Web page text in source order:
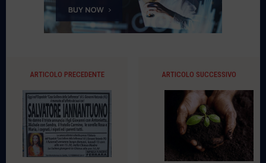
ARTICOLO PRECEDENTE ARTICOLO SUCCESSIVO